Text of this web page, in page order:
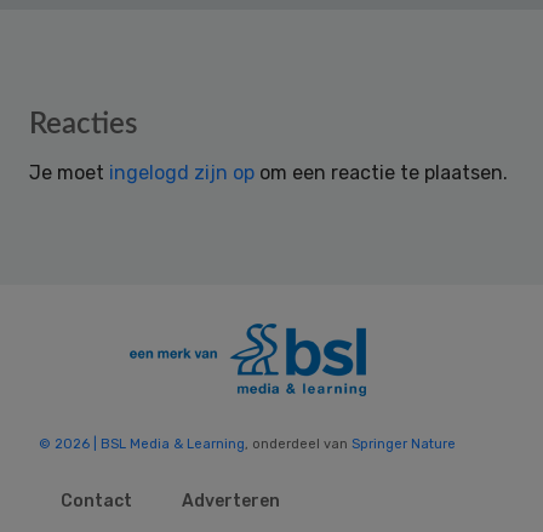
Reader
Reacties
Je moet ingelogd zijn op om een reactie te plaatsen.
© 2026 | BSL Media & Learning , onderdeel van Springer Nature
Contact
Adverteren